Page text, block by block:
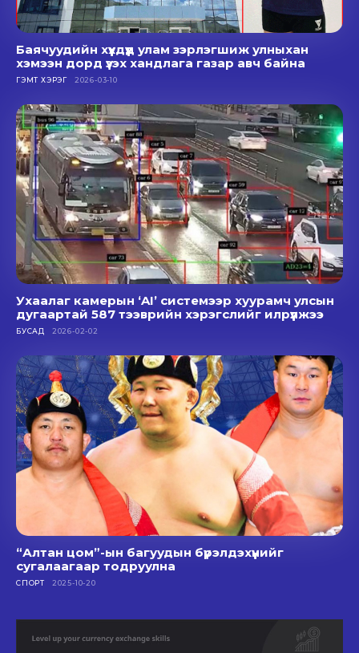
Баячуудийн хүүхдүүд улам зэрлэгшиж улныхан
хэмээн дорд үзэх хандлага газар авч байна
ГЭМТ ХЭРЭГ 2026-03-10
Ухаалаг камерын ‘AI’ системээр хуурамч улсын
дугаартай 587 тээврийн хэрэгслийг илрүүлжээ
БУСАД 2026-02-02
“Алтан цом”-ын багуудын бүрэлдэхүүнийг
сугалаагаар тодруулна
СПОРТ 2025-10-20